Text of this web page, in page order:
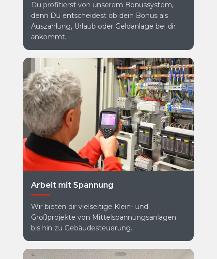
Du profitierst von unserem Bonussystem,
denn Du entscheidest ob dein Bonus als
Auszahlung, Urlaub oder Geldanlage bei dir
ankommt.
Arbeit mit Spannung
Wir bieten dir vielseitige Klein- und
Großprojekte von Mittelspannungsanlagen
bis hin zu Gebäudesteuerung.